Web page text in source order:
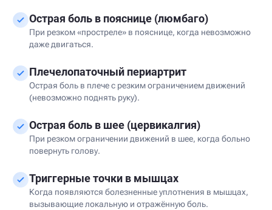
Острая боль в пояснице (люмбаго)
При резком «простреле» в пояснице, когда невозможно
даже двигаться.
Плечелопаточный периартрит
Острая боль в плече с резким ограничением движений
(невозможно поднять руку).
Острая боль в шее (цервикалгия)
При резком ограничении движений в шее, когда больно
повернуть голову.
Триггерные точки в мышцах
Когда появляются болезненные уплотнения в мышцах,
вызывающие локальную и отражённую боль.